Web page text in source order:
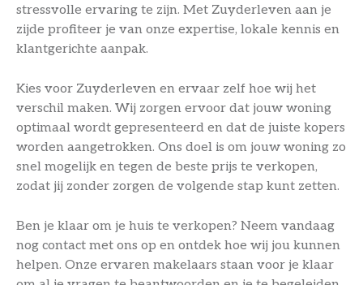
stressvolle ervaring te zijn. Met Zuyderleven aan je
zijde profiteer je van onze expertise, lokale kennis en
klantgerichte aanpak.
Kies voor Zuyderleven en ervaar zelf hoe wij het
verschil maken. Wij zorgen ervoor dat jouw woning
optimaal wordt gepresenteerd en dat de juiste kopers
worden aangetrokken. Ons doel is om jouw woning zo
snel mogelijk en tegen de beste prijs te verkopen,
zodat jij zonder zorgen de volgende stap kunt zetten.
Ben je klaar om je huis te verkopen? Neem vandaag
nog contact met ons op en ontdek hoe wij jou kunnen
helpen. Onze ervaren makelaars staan voor je klaar